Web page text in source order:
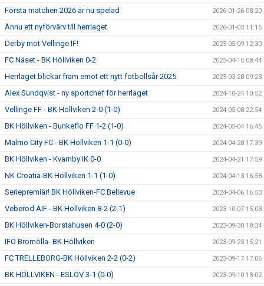
Första matchen 2026 är nu spelad 2026-01-26 08:20
Ännu ett nyförvärv till herrlaget 2026-01-03 11:15
Derby mot Vellinge IF! 2025-05-09 12:30
FC Näset - BK Höllviken 0-2 2025-04-15 08:44
Herrlaget blickar fram emot ett nytt fotbollsår 2025 2025-03-28 09:23
Alex Sundqvist - ny sportchef för herrlaget 2024-10-24 10:52
Vellinge FF - BK Höllviken 2-0 (1-0) 2024-05-08 22:54
BK Höllviken - Bunkeflo FF 1-2 (1-0) 2024-05-04 16:45
Malmö City FC - BK Höllviken 1-1 (0-0) 2024-04-28 17:39
BK Höllviken - Kvarnby IK 0-0 2024-04-21 17:59
NK Croatia-BK Höllviken 1-1 (1-0) 2024-04-13 16:58
Seriepremiär! BK Höllviken-FC Bellevue 2024-04-06 16:53
Veberöd AIF - BK Höllviken 8-2 (2-1) 2023-10-07 15:03
BK Höllviken-Borstahusen 4-0 (2-0) 2023-09-30 18:34
IFÖ Bromölla- BK Höllviken 2023-09-23 15:21
FC TRELLEBORG-BK Höllviken 2-2 (0-2) 2023-09-17 17:06
BK HÖLLVIKEN - ESLÖV 3-1 (0-0) 2023-09-10 18:02